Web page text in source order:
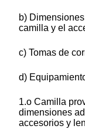
b)
camilla y el
c) Tomas de
d)
1.o Camilla
dimensiones
accesorios y